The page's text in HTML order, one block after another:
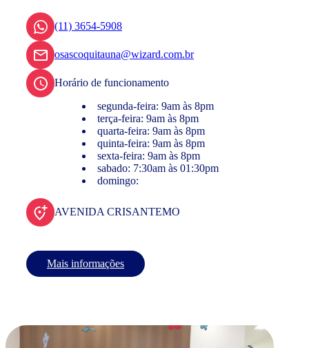
(11) 3654-5908
osascoquitauna@wizard.com.br
Horário de funcionamento
segunda-feira: 9am às 8pm
terça-feira: 9am às 8pm
quarta-feira: 9am às 8pm
quinta-feira: 9am às 8pm
sexta-feira: 9am às 8pm
sabado: 7:30am às 01:30pm
domingo:
AVENIDA CRISANTEMO
Mais informações